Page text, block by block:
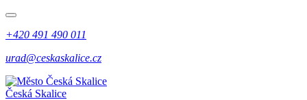
+420 491 490 011
urad@ceskaskalice.cz
Česká Skalice